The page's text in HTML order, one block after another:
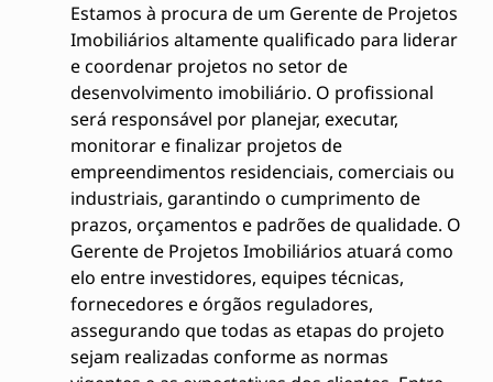
Estamos à procura de um Gerente de Projetos
Imobiliários altamente qualificado para liderar
e coordenar projetos no setor de
desenvolvimento imobiliário. O profissional
será responsável por planejar, executar,
monitorar e finalizar projetos de
empreendimentos residenciais, comerciais ou
industriais, garantindo o cumprimento de
prazos, orçamentos e padrões de qualidade. O
Gerente de Projetos Imobiliários atuará como
elo entre investidores, equipes técnicas,
fornecedores e órgãos reguladores,
assegurando que todas as etapas do projeto
sejam realizadas conforme as normas